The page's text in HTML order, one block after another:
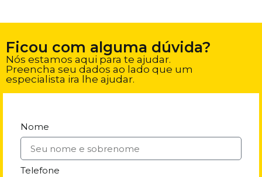
Ficou com alguma dúvida?
Nós estamos aqui para te ajudar.
Preencha seu dados ao lado que um
especialista ira lhe ajudar.
Nome
Telefone